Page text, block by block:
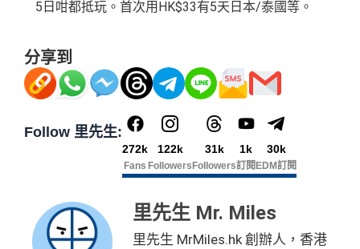
5日咁都抵玩。首次用HK$33有5天日本/泰國等。
分享到
Follow 里先生:
272k
Fans
122k
Followers
31k
Followers
1k
訂閱
30k
EDM訂閱
里先生 Mr. Miles
里先生 MrMiles.hk 創辦人，香港